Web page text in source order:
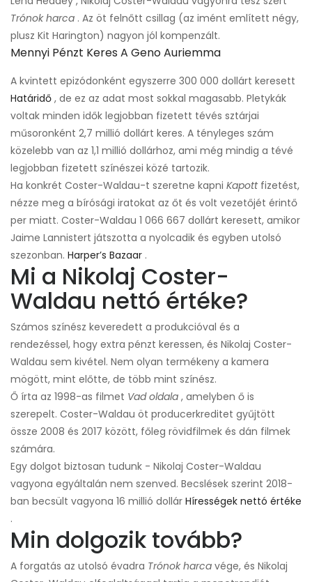
Trónok harca . Az öt felnőtt csillag (az imént említett négy,
plusz Kit Harington) nagyon jól kompenzált.
Mennyi Pénzt Keres A Geno Auriemma
A kvintett epizódonként egyszerre 300 000 dollárt keresett
Határidő , de ez az adat most sokkal magasabb. Pletykák
voltak minden idők legjobban fizetett tévés sztárjai
műsoronként 2,7 millió dollárt keres. A tényleges szám
közelebb van az 1,1 millió dollárhoz, ami még mindig a tévé
legjobban fizetett színészei közé tartozik.
Ha konkrét Coster-Waldau-t szeretne kapni Kapottfizetést,
nézze meg a bírósági iratokat az őt és volt vezetőjét érintő
per miatt. Coster-Waldau 1 066 667 dollárt keresett, amikor
Jaime Lannistert játszotta a nyolcadik és egyben utolsó
szezonban. Harper’s Bazaar .
Mi a Nikolaj Coster-
Waldau nettó értéke?
Számos színész keveredett a produkcióval és a
rendezéssel, hogy extra pénzt keressen, és Nikolaj Coster-
Waldau sem kivétel. Nem olyan termékeny a kamera
mögött, mint előtte, de több mint színész.
Ő írta az 1998-as filmet Vad oldala , amelyben ő is
szerepelt. Coster-Waldau öt producerkreditet gyűjtött
össze 2008 és 2017 között, főleg rövidfilmek és dán filmek
számára.
Egy dolgot biztosan tudunk - Nikolaj Coster-Waldau
vagyona egyáltalán nem szenved. Becslések szerint 2018-
ban becsült vagyona 16 millió dollár Hírességek nettó értéke
.
Min dolgozik tovább?
A forgatás az utolsó évadra Trónok harca vége, és Nikolaj